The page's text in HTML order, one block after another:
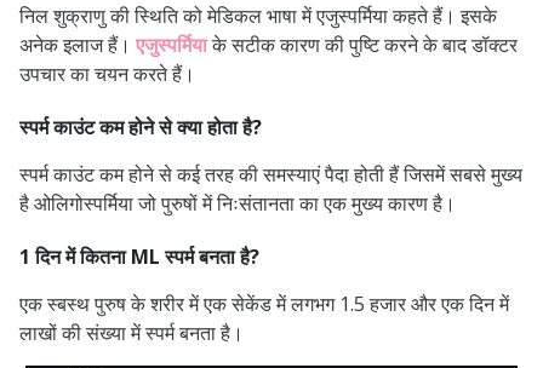
निल शुक्राणु की स्थिति को मेडिकल भाषा में एजुस्पर्मिया कहते हैं। इसके
अनेक इलाज हैं। एजुस्पर्मियाके सटीक कारण की पुष्टि करने के बाद डॉक्टर
उपचार का चयन करते हैं।
स्पर्म काउंट कम होने से क्या होता है?
स्पर्म काउंट कम होने से कई तरह की समस्याएं पैदा होती हैं जिसमें सबसे मुख्य
है ओलिगोस्पर्मिया जो पुरुषों में निःसंतानता का एक मुख्य कारण है।
1 दिन में कितना ML स्पर्म बनता है?
एक स्बस्थ पुरुष के शरीर में एक सेकेंड में लगभग 1.5 हजार और एक दिन में
लाखों की संख्या में स्पर्म बनता है।